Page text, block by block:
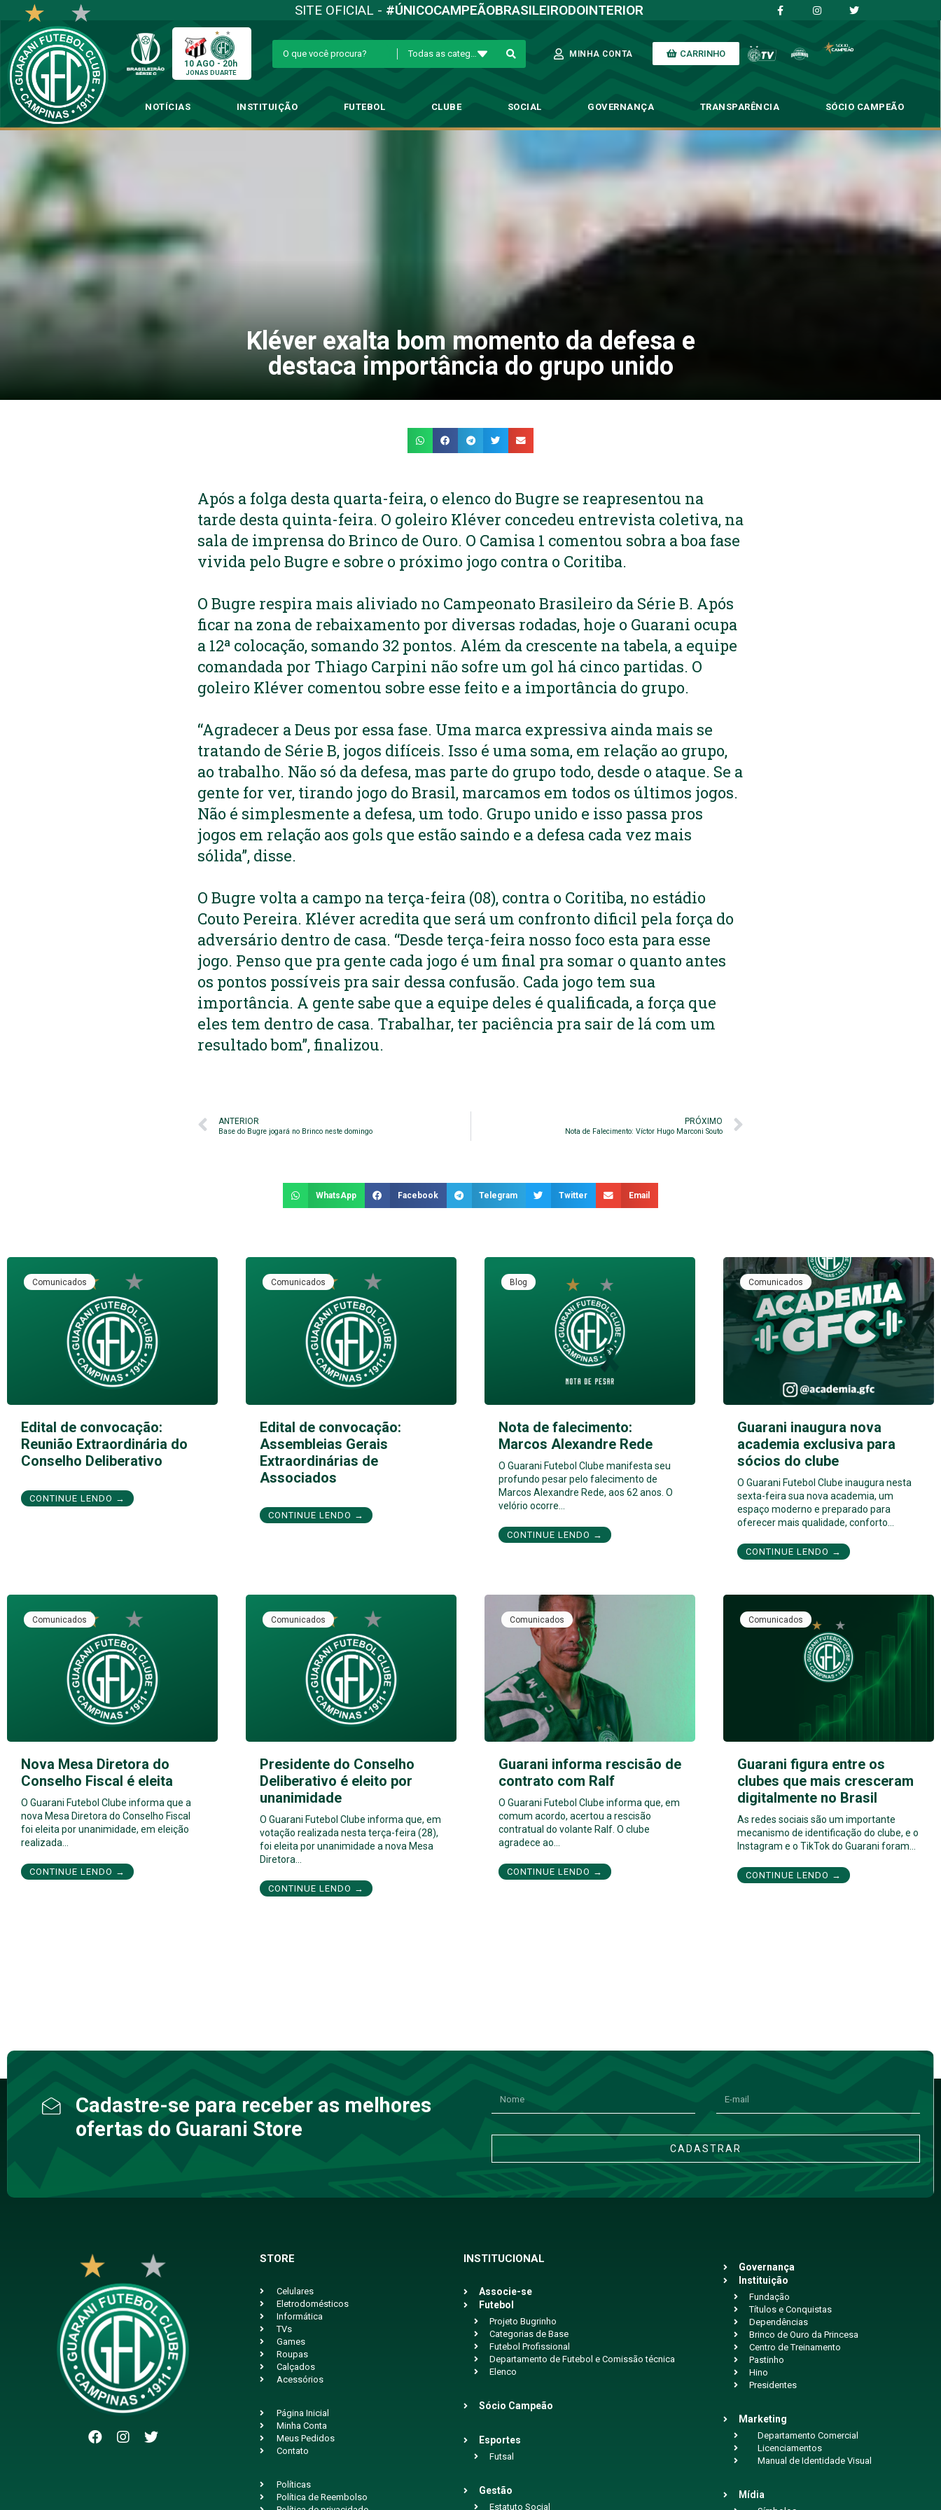
SITE OFICIAL - #ÚNICOCAMPEÃOBRASILEIRODOINTERIOR
10 AGO - 20h
JONAS DUARTE
MINHA CONTA CARRINHO
NOTÍCIAS INSTITUIÇÃO FUTEBOL CLUBE SOCIAL GOVERNANÇA TRANSPARÊNCIA SÓCIO CAMPEÃO
Kléver exalta bom momento da defesa e destaca importância do grupo unido
Kléver exalta bom momento da defesa e
destaca importância do grupo unido
Após a folga desta quarta-feira, o elenco do Bugre se reapresentou na
tarde desta quinta-feira. O goleiro Kléver concedeu entrevista coletiva, na
sala de imprensa do Brinco de Ouro. O Camisa 1 comentou sobra a boa fase
vivida pelo Bugre e sobre o próximo jogo contra o Coritiba.
O Bugre respira mais aliviado no Campeonato Brasileiro da Série B. Após
ficar na zona de rebaixamento por diversas rodadas, hoje o Guarani ocupa
a 12ª colocação, somando 32 pontos. Além da crescente na tabela, a equipe
comandada por Thiago Carpini não sofre um gol há cinco partidas. O
goleiro Kléver comentou sobre esse feito e a importância do grupo.
“Agradecer a Deus por essa fase. Uma marca expressiva ainda mais se
tratando de Série B, jogos difíceis. Isso é uma soma, em relação ao grupo,
ao trabalho. Não só da defesa, mas parte do grupo todo, desde o ataque. Se a
gente for ver, tirando jogo do Brasil, marcamos em todos os últimos jogos.
Não é simplesmente a defesa, um todo. Grupo unido e isso passa pros
jogos em relação aos gols que estão saindo e a defesa cada vez mais
sólida”, disse.
O Bugre volta a campo na terça-feira (08), contra o Coritiba, no estádio
Couto Pereira. Kléver acredita que será um confronto dificil pela força do
adversário dentro de casa. “Desde terça-feira nosso foco esta para esse
jogo. Penso que pra gente cada jogo é um final pra somar o quanto antes
os pontos possíveis pra sair dessa confusão. Cada jogo tem sua
importância. A gente sabe que a equipe deles é qualificada, a força que
eles tem dentro de casa. Trabalhar, ter paciência pra sair de lá com um
resultado bom”, finalizou.
ANTERIOR
Base do Bugre jogará no Brinco neste domingo
PRÓXIMO
Nota de Falecimento: Víctor Hugo Marconi Souto
WhatsApp Facebook Telegram Twitter Email
Comunicados
Edital de convocação:
Reunião Extraordinária do
Conselho Deliberativo
CONTINUE LENDO →
Comunicados
Edital de convocação:
Assembleias Gerais
Extraordinárias de
Associados
CONTINUE LENDO →
Blog
Nota de falecimento:
Marcos Alexandre Rede
O Guarani Futebol Clube manifesta seu
profundo pesar pelo falecimento de
Marcos Alexandre Rede, aos 62 anos. O
velório ocorre…
CONTINUE LENDO →
Comunicados
Guarani inaugura nova
academia exclusiva para
sócios do clube
O Guarani Futebol Clube inaugura nesta
sexta-feira sua nova academia, um
espaço moderno e preparado para
oferecer mais qualidade, conforto…
CONTINUE LENDO →
Comunicados
Nova Mesa Diretora do
Conselho Fiscal é eleita
O Guarani Futebol Clube informa que a
nova Mesa Diretora do Conselho Fiscal
foi eleita por unanimidade, em eleição
realizada…
CONTINUE LENDO →
Comunicados
Presidente do Conselho
Deliberativo é eleito por
unanimidade
O Guarani Futebol Clube informa que, em
votação realizada nesta terça-feira (28),
foi eleita por unanimidade a nova Mesa
Diretora…
CONTINUE LENDO →
Comunicados
Guarani informa rescisão de
contrato com Ralf
O Guarani Futebol Clube informa que, em
comum acordo, acertou a rescisão
contratual do volante Ralf. O clube
agradece ao…
CONTINUE LENDO →
Comunicados
Guarani figura entre os
clubes que mais cresceram
digitalmente no Brasil
As redes sociais são um importante
mecanismo de identificação do clube, e o
Instagram e o TikTok do Guarani foram…
CONTINUE LENDO →
Cadastre-se para receber as melhores
ofertas do Guarani Store
CADASTRAR
STORE
Celulares
Eletrodomésticos
Informática
TVs
Games
Roupas
Calçados
Acessórios
Página Inicial
Minha Conta
Meus Pedidos
Contato
Políticas
Política de Reembolso
INSTITUCIONAL
Associe-se
Futebol
Projeto Bugrinho
Categorias de Base
Futebol Profissional
Departamento de Futebol e Comissão técnica
Elenco
Sócio Campeão
Esportes
Futsal
Gestão
Estatuto Social
Governança
Instituição
Fundação
Títulos e Conquistas
Dependências
Brinco de Ouro da Princesa
Centro de Treinamento
Pastinho
Hino
Presidentes
Marketing
Departamento Comercial
Licenciamentos
Manual de Identidade Visual
Mídia